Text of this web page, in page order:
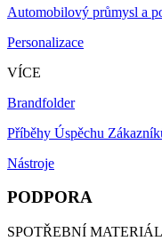
Automobilový průmysl a
Personalizace
VÍCE
Brandfolder
Příběhy Úspěchu
Nástroje
PODPORA
SPOTŘEBNÍ